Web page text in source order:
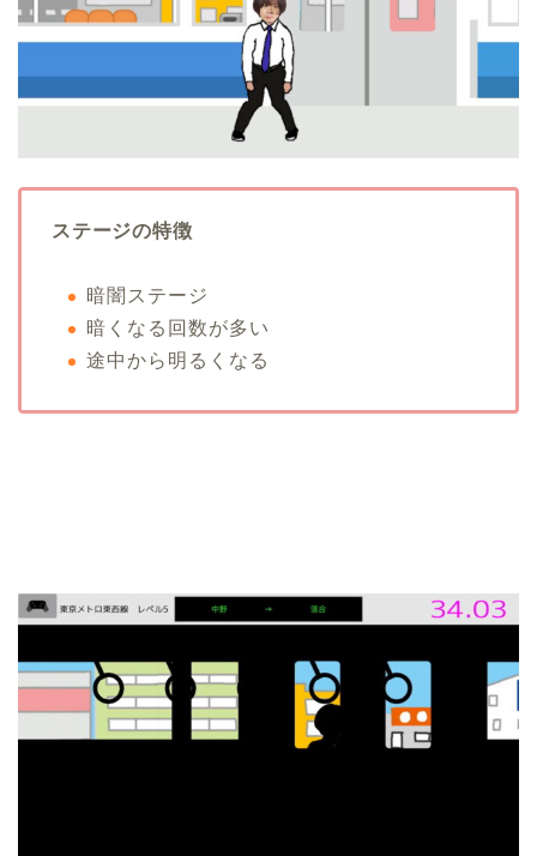
ステージの特徴
暗闇ステージ
暗くなる回数が多い
途中から明るくなる